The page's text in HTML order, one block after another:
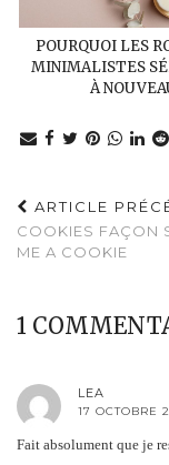
POURQUOI LES
MINIMALISTES
À
ARTICLE
COOKIES FAÇON
ME A COOKIE
1
LEA
17 OCTOBRE
Fait absolument que je